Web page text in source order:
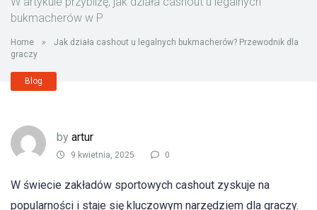
bukmacherów w P
Home »
Jak działa cashout u legalnych bukmacherów? Przewodnik dla
graczy
Blog
by artur
9 kwietnia, 2025 0
W świecie zakładów sportowych cashout zyskuje na
popularności i staje się kluczowym narzędziem dla graczy.